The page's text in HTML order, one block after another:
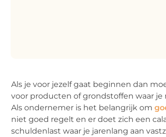
Als je voor jezelf gaat beginnen dan
voor producten of grondstoffen waar
Als ondernemer is het belangrijk om
niet goed regelt en er doet zich een
schuldenlast waar je jarenlang aan